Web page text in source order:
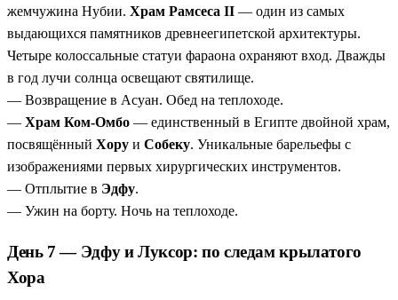
жемчужина Нубии. Храм Рамсеса II — один из самых
выдающихся памятников древнеегипетской архитектуры.
Четыре колоссальные статуи фараона охраняют вход. Дважды
в год лучи солнца освещают святилище.
— Возвращение в Асуан. Обед на теплоходе.
— Храм Ком-Омбо — единственный в Египте двойной храм,
посвящённый Хору и Собеку. Уникальные барельефы с
изображениями первых хирургических инструментов.
— Отплытие в Эдфу.
— Ужин на борту. Ночь на теплоходе.
День 7 — Эдфу и Луксор: по следам крылатого
Хора